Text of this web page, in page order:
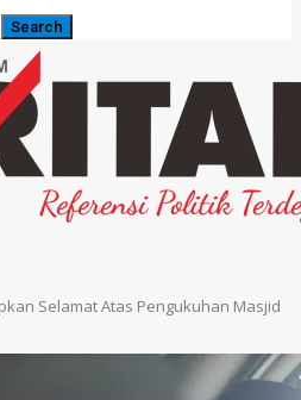
Selamat Atas Pengukuhan Masjid